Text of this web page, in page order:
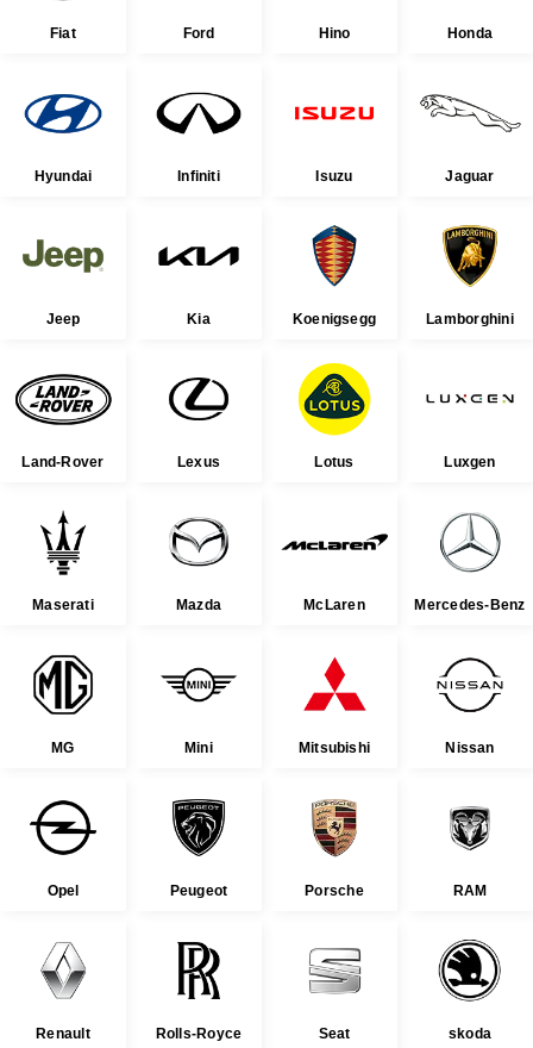
Fiat Ford Hino Honda
Hyundai Infiniti Isuzu Jaguar
Jeep Kia Koenigsegg Lamborghini
Land-Rover Lexus Lotus Luxgen
Maserati Mazda McLaren Mercedes-Benz
MG Mini Mitsubishi Nissan
Opel Peugeot Porsche RAM
Renault Rolls-Royce Seat skoda